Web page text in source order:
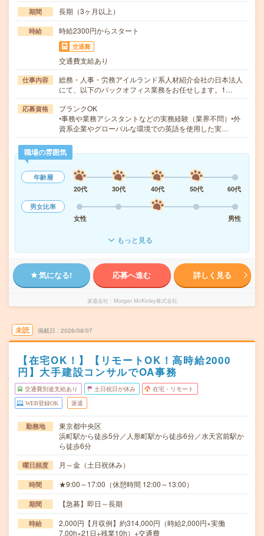
期間 長期（3ヶ月以上）
時給 時給2300円からスタート
交通費
交通費支給あり
仕事内容
総務・人事・労務アイルランド系人材紹介会社の日本法人
にて、以下のバックオフィス業務をお任せします。1…
応募資格
ブランクOK
•事務や業務アシスタントなどの実務経験（業界不問）•外
資系企業やグローバルな環境での英語を使用した実…
職場の雰囲気
年齢層
20代
30代 40代 50代
60代
男女比率
女性
男性
もっと見る
気になる! 応募へ進む 詳しく見る
派遣会社 Morgan McKinley株式会社
未読 掲載日 2026/08/07
【在宅OK！】【リモートOK！高時給2000
円】大手建設コンサルでOA事務
交通費別途支給あり 土日祝日が休み 在宅・リモート
WEB登録OK 派遣
勤務地
東京都中央区
浜町駅から徒歩5分／人形町駅から徒歩6分／水天宮前駅か
ら徒歩6分
曜日頻度 月～金（土日祝休み）
時間 ★9:00～17:00（休憩時間 12:00～13:00）
期間 【急募】即日～長期
時給
2,000円【月収例】約314,000円（時給2,000円×実働
7.00h×21日+残業10h）+交通費